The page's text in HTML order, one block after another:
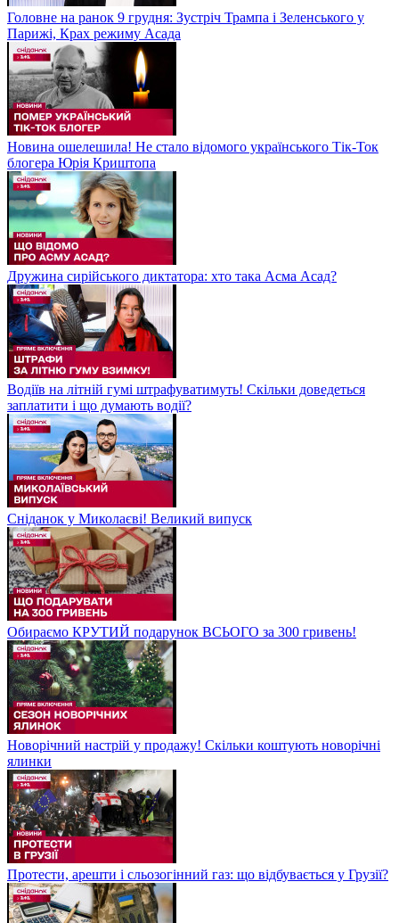
Головне на ранок 9 грудня: Зустріч Трампа і Зеленського у
Парижі, Крах режиму Асада
Новина ошелешила! Не стало відомого українського Тік-Ток
блогера Юрія Криштопа
Дружина сирійського диктатора: хто така Асма Асад?
Водіїв на літній гумі штрафуватимуть! Скільки доведеться
заплатити і що думають водії?
Сніданок у Миколаєві! Великий випуск
Обираємо КРУТИЙ подарунок ВСЬОГО за 300 гривень!
Новорічний настрій у продажу! Скільки коштують новорічні
ялинки
Протести, арешти і сльозогінний газ: що відбувається у Грузії?